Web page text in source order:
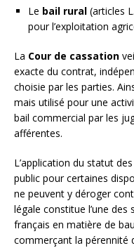
Le bail rural (articles
pour l’exploitation
La Cour de cassation
exacte du contrat,
choisie par les parties.
mais utilisé pour une
bail commercial par les
afférentes.
L’application du statut
public pour certaines
ne peuvent y déroger
légale constitue l’une
français en matière de
commerçant la pérennité